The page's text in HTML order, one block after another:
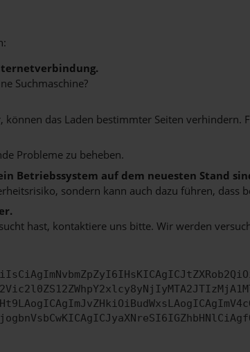
Suchmaschine?
können das Laden bestimmter Seiten
Probleme zu beheben.
Betriebssystem auf dem neuesten Stand
sondern kann auch dazu führen,
hast, kontaktiere uns bitte. Wir werden